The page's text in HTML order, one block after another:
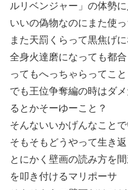
ルリベンジャー」の体勢に
いいの偽物なのにまた使っ
また天罰くらって黒焦げ
全身火達磨になっても都
ってもへっちゃらってこと
でも王位争奪編の時はダ
るとかそーゆーこと？
そんないいかげんなことで
そもそもどうやって生き返
とにかく壁画の読み方を
を叩き付けるマリポーサ